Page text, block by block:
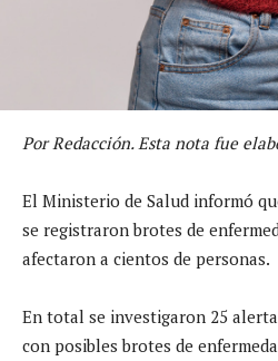
Por Redacción. Esta nota fue
El Ministerio de Salud informó
se registraron brotes de
afectaron a cientos de personas.
En total se investigaron 25
con posibles brotes de